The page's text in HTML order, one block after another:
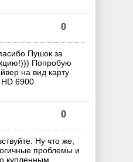
0
Пушок за
Попробую
на вид карту
6900
0
Ну что же,
проблемы и
купленным